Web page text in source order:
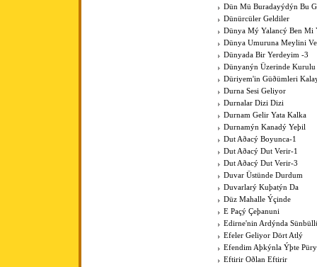
Dün Mü Buradayýdýn Bu
Dünürcüler Geldiler
Dünya Mý Yalancý Ben Mi
Dünya Umuruna Meylini
Dünyada Bir Yerdeyim -3
Dünyanýn Üzerinde
Düriyem'in Güðümleri
Durna Sesi Geliyor
Durnalar Dizi Dizi
Durnam Gelir Yata Kalka
Durnamýn Kanadý Yeþil
Dut Aðacý Boyunca-1
Dut Aðacý Dut Verir-1
Dut Aðacý Dut Verir-3
Duvar Üstünde Durdum
Duvarlarý Kuþatýn Da
Düz Mahalle Ýçinde
E Paçý Çeþanuni
Edirne'nin Ardýnda
Efeler Geliyor Dört Atlý
Efendim Aþkýnla Ýþte
Eftirir Oðlan Eftirir